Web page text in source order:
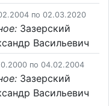
по 02.03.2020
Зазерский
Васильевич
по 04.02.2004
Зазерский
Васильевич